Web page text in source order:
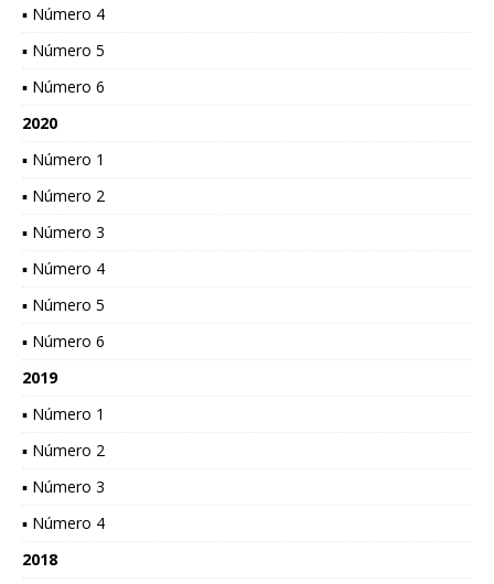
▪ Número 4
▪ Número 5
▪ Número 6
2020
▪ Número 1
▪ Número 2
▪ Número 3
▪ Número 4
▪ Número 5
▪ Número 6
2019
▪ Número 1
▪ Número 2
▪ Número 3
▪ Número 4
2018